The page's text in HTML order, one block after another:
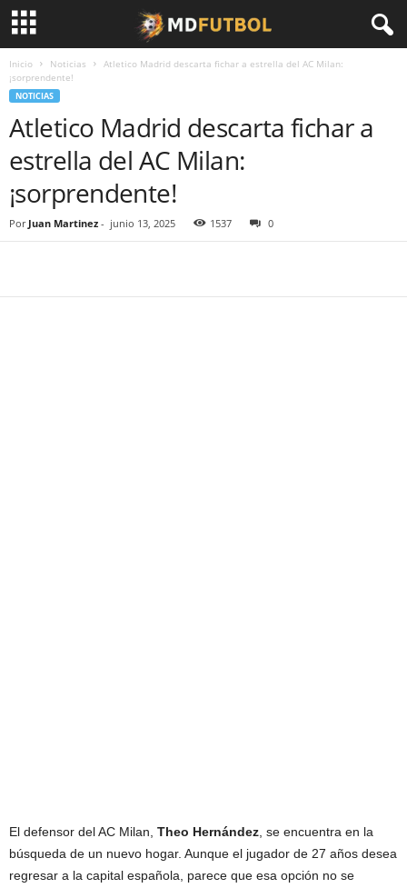
Inicio Noticias
Atletico Madrid descarta fichar a estrella del AC Milan:
¡sorprendente!
NOTICIAS
Atletico Madrid descarta fichar a
estrella del AC Milan:
¡sorprendente!
Por Juan Martinez - junio 13, 2025 1537 0
El defensor del AC Milan, Theo Hernández , se encuentra en la
búsqueda de un nuevo hogar. Aunque el jugador de 27 años desea
regresar a la capital española, parece que esa opción no se